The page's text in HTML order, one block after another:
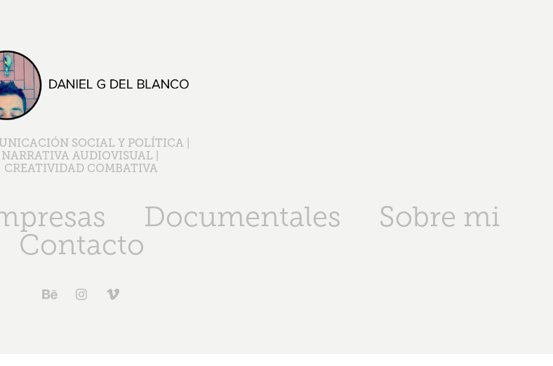
SOCIAL Y POLÍTICA |
NARRATIVA AUDIOVISUAL |
CREATIVIDAD COMBATIVA
Documentales
Sobre mi
Contacto